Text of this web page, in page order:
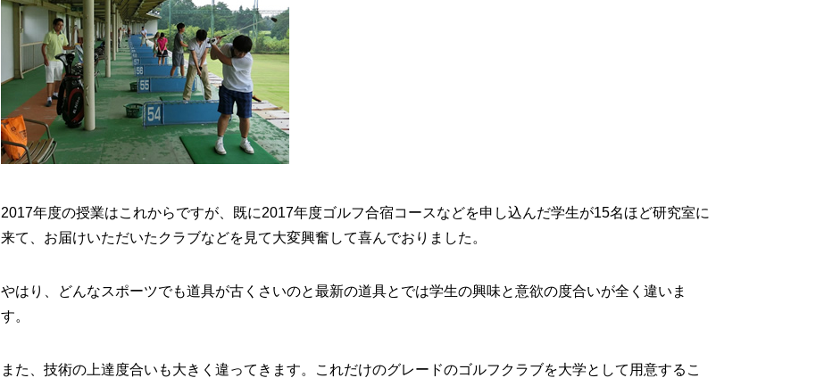
2017年度の授業はこれからですが、既に2017年度ゴルフ合宿コースなどを申し込んだ学生が15名ほど研究室に
来て、お届けいただいたクラブなどを見て大変興奮して喜んでおりました。
やはり、どんなスポーツでも道具が古くさいのと最新の道具とでは学生の興味と意欲の度合いが全く違いま
す。
また、技術の上達度合いも大きく違ってきます。これだけのグレードのゴルフクラブを大学として用意するこ